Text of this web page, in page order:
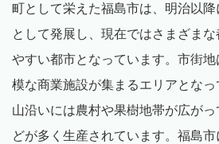
町として栄えた福島市は、明治以
として発展し、現在ではさまざま
やすい都市となっています。市街
模な商業施設が集まるエリアとな
山沿いには農村や果樹地帯が広が
どが多く生産されています。福島